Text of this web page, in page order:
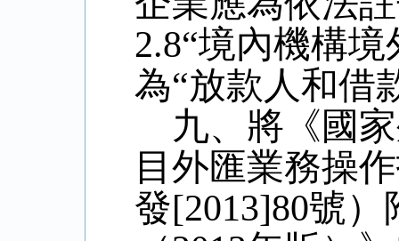
2.8“境內機構
為“放款人和借
九、將《國
目外匯業務操
發[2013]80號）